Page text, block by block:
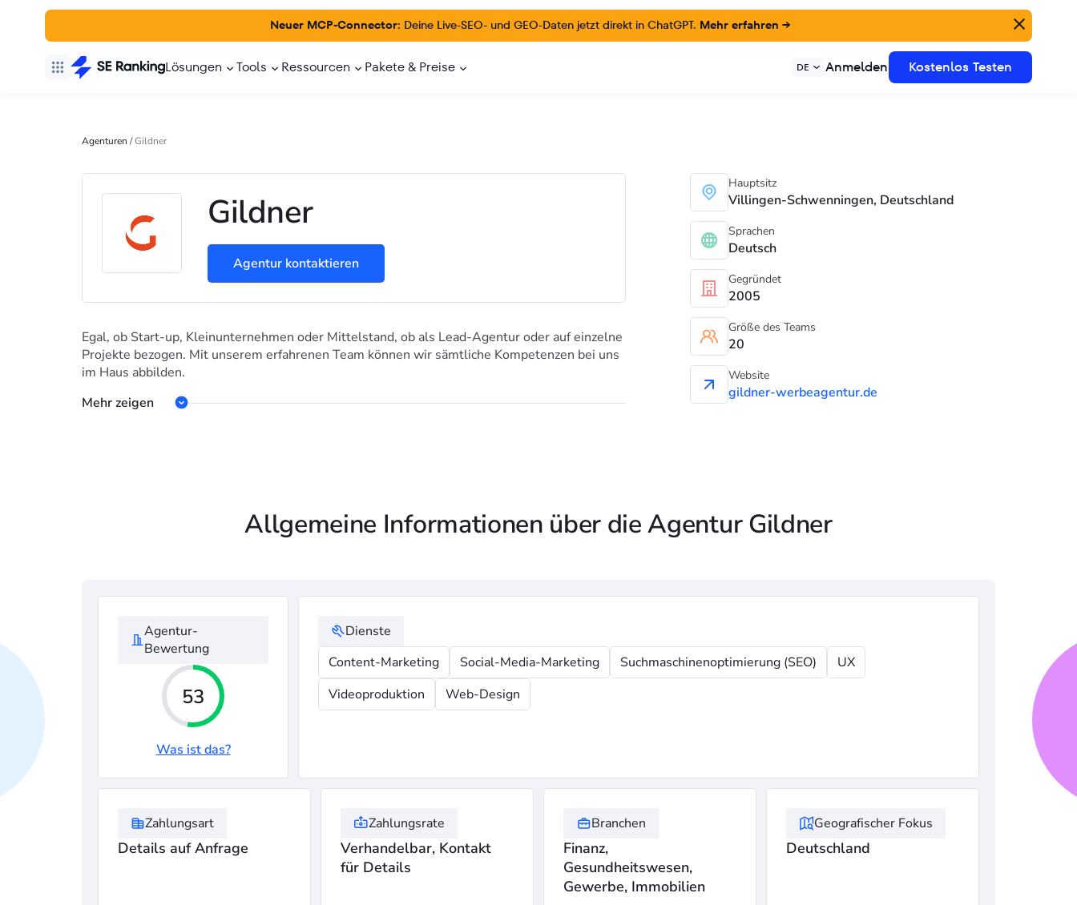
Neuer MCP-Connector: Deine Live-SEO- und GEO-Daten jetzt direkt in ChatGPT. Mehr erfahren →
Lösungen Tools Ressourcen Pakete & Preise DE Anmelden Kostenlos Testen
Agenturen /Gildner
Gildner
Agentur kontaktieren
Egal, ob Start-up, Kleinunternehmen oder Mittelstand, ob als Lead-Agentur oder auf einzelne
Projekte bezogen. Mit unserem erfahrenen Team können wir sämtliche Kompetenzen bei uns
im Haus abbilden.
Mehr zeigen
Hauptsitz
Villingen-Schwenningen, Deutschland
Sprachen
Deutsch
Gegründet
2005
Größe des Teams
20
Website
gildner-werbeagentur.de
Allgemeine Informationen über die Agentur Gildner
Agentur-
Bewertung
53
Was ist das?
Dienste
Content-Marketing
Social-Media-Marketing Suchmaschinenoptimierung (SEO)
UX
Videoproduktion
Web-Design
Zahlungsart
Details auf Anfrage
Zahlungsrate
Verhandelbar, Kontakt
für Details
Branchen
Finanz,
Gesundheitswesen,
Gewerbe, Immobilien
Geografischer Fokus
Deutschland